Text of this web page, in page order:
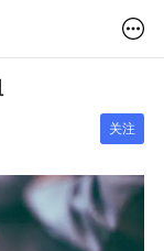
关注